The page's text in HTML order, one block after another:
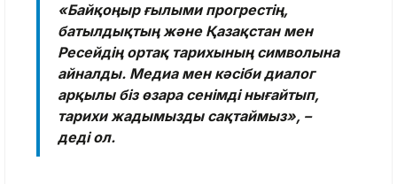
«Байқоңыр ғылыми прогрестің,
батылдықтың және Қазақстан мен
Ресейдің ортақ тарихының символына
айналды. Медиа мен кәсіби диалог
арқылы біз өзара сенімді нығайтып,
тарихи жадымызды сақтаймыз», –
деді ол.